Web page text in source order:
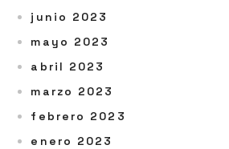
junio 2023
mayo 2023
abril 2023
marzo 2023
febrero 2023
enero 2023